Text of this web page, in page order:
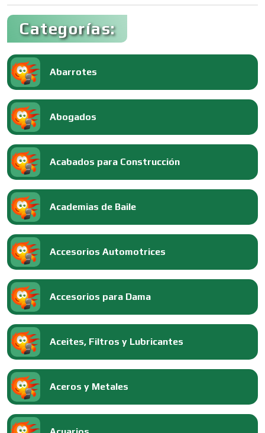
Categorías:
Abarrotes
Abogados
Acabados para Construcción
Academias de Baile
Accesorios Automotrices
Accesorios para Dama
Aceites, Filtros y Lubricantes
Aceros y Metales